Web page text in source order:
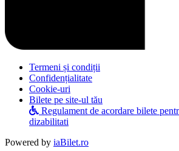
Termeni și condiții
Confidențialitate
Cookie-uri
Bilete pe site-ul tău
Regulament de acordare bilete
dizabilitati
Powered by iaBilet.ro